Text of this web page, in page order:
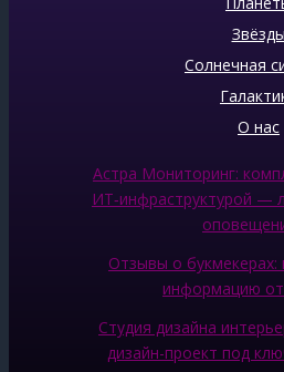
Звёзды
Солнечная
О нас
Астра Мониторинг:
ИТ‑инфраструктурой —
Отзывы о букмекерах:
информацию
Студия дизайна
дизайн-проект под